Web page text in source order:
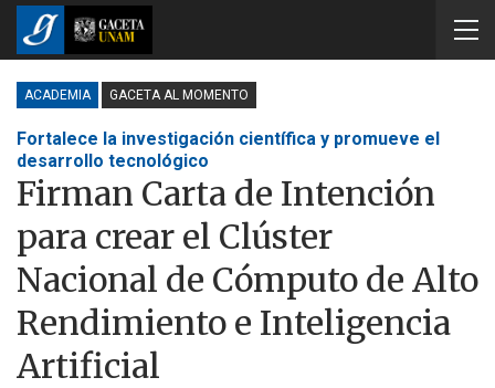
ACADEMIA GACETA AL MOMENTO
Fortalece la investigación científica y promueve el
desarrollo tecnológico
Firman Carta de Intención
para crear el Clúster
Nacional de Cómputo de Alto
Rendimiento e Inteligencia
Artificial